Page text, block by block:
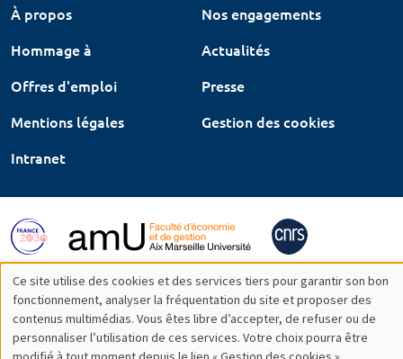
À propos
Nos engagements
Hommage à
Actualités
Offres d'emploi
Presse
Mentions légales
Gestion des cookies
Intranet
Utilisation
des
Ce site utilise des cookies et des services tiers pour garantir son bon
fonctionnement, analyser la fréquentation du site et proposer des
contenus multimédias. Vous êtes libre d’accepter, de refuser ou de
personnaliser l’utilisation de ces services. Votre choix pourra être